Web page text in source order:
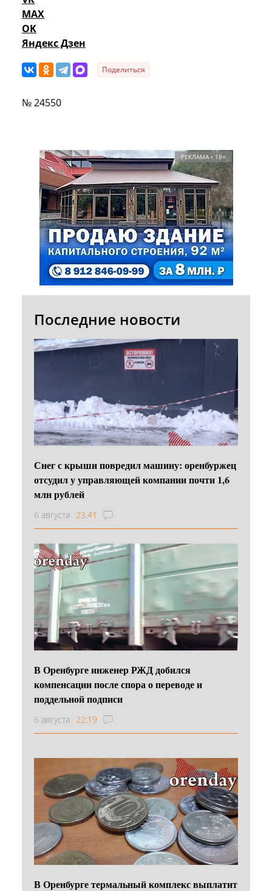
MAX
OK
Яндекс Дзен
Поделиться
№ 24550
РЕКЛАМА • 18+
Последние новости
Снег с крыши повредил машину: оренбуржец
отсудил у управляющей компании почти 1,6
млн рублей
6 августа 23:41
В Оренбурге инженер РЖД добился
компенсации после спора о переводе и
поддельной подписи
6 августа 22:19
В Оренбурге термальный комплекс выплатит